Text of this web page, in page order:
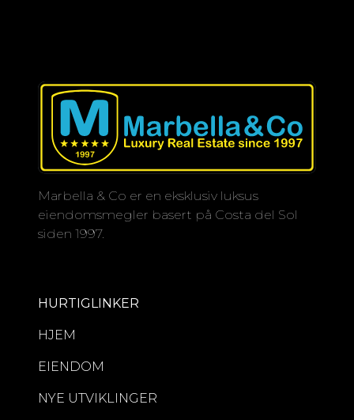
Marbella & Co er en eksklusiv luksus
eiendomsmegler basert på Costa del Sol
siden 1997.
HURTIGLINKER
HJEM
EIENDOM
NYE UTVIKLINGER